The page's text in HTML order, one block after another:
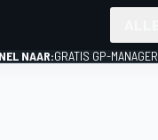
NAAR:GRATIS GP-